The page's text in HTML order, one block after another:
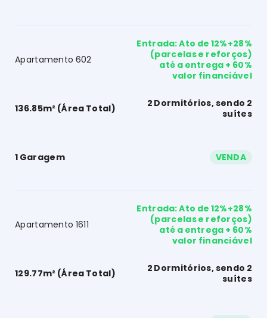
Apartamento 602
136.85m² (Área Total)
2 Dormitórios, sendo 2
suítes
1 Garagem
Entrada: Ato de 12%+28%
(parcelas e reforços)
até a entrega + 60%
valor financiável
VENDA
Apartamento 1611
129.77m² (Área Total)
2 Dormitórios, sendo 2
suítes
Entrada: Ato de 12%+28%
(parcelas e reforços)
até a entrega + 60%
valor financiável